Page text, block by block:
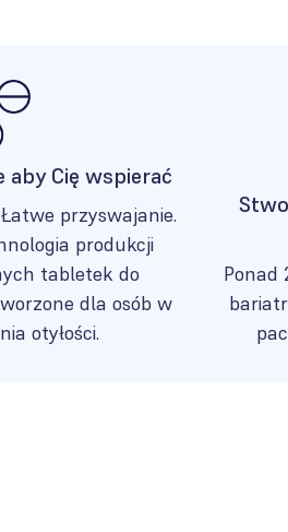
przyswajanie.
produkcji
tabletek do
dla osób w
otyłości.
Cię wspierać
Ponad